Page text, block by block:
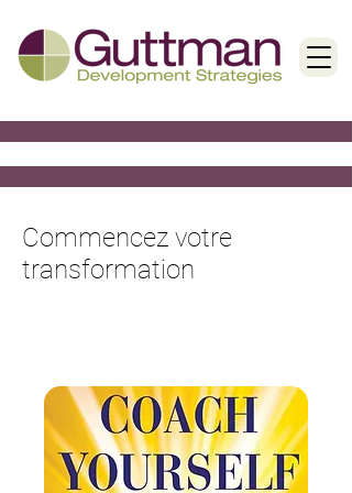
Commencez votre
transformation